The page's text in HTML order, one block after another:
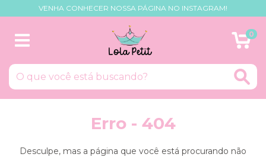
VENHA CONHECER NOSSA PÁGINA NO INSTAGRAM!
0
Erro - 404
Desculpe, mas a página que você está procurando não